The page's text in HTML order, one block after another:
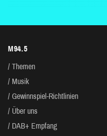
M94.5
Themen
Musik
Gewinnspiel-Richtlinien
Über uns
DAB+ Empfang